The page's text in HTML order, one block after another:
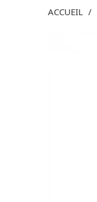
ACCUEIL /